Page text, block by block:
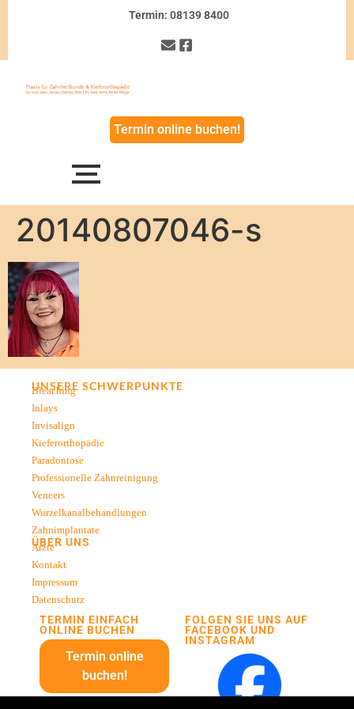
Termin: 08139 8400
Termin online buchen!
20140807046-s
UNSERE SCHWERPUNKTE
Bleaching
Inlays
Invisalign
Kieferorthopädie
Paradontose
Professionelle Zahnreinigung
Veneers
Wurzelkanalbehandlungen
Zahnimplantate
ÜBER UNS
Ärzte
Kontakt
Impressum
Datenschutz
TERMIN EINFACH
ONLINE BUCHEN
Termin online
buchen!
FOLGEN SIE UNS AUF
FACEBOOK UND
INSTAGRAM